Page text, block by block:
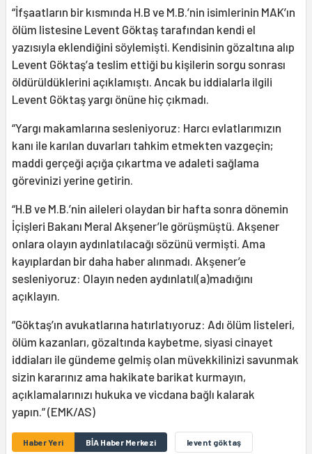
“İfşaatların bir kısmında H.B ve M.B.’nin isimlerinin MAK’ın
ölüm listesine Levent Göktaş tarafından kendi el
yazısıyla eklendiğini söylemişti. Kendisinin gözaltına alıp
Levent Göktaş’a teslim ettiği bu kişilerin sorgu sonrası
öldürüldüklerini açıklamıştı. Ancak bu iddialarla ilgili
Levent Göktaş yargı önüne hiç çıkmadı.
“Yargı makamlarına sesleniyoruz: Harcı evlatlarımızın
kanı ile karılan duvarları tahkim etmekten vazgeçin;
maddi gerçeği açığa çıkartma ve adaleti sağlama
görevinizi yerine getirin.
“H.B ve M.B.’nin aileleri olaydan bir hafta sonra dönemin
İçişleri Bakanı Meral Akşener’le görüşmüştü. Akşener
onlara olayın aydınlatılacağı sözünü vermişti. Ama
kayıplardan bir daha haber alınmadı. Akşener’e
sesleniyoruz: Olayın neden aydınlatıl(a)madığını
açıklayın.
“Göktaş’ın avukatlarına hatırlatıyoruz: Adı ölüm listeleri,
ölüm kazanları, gözaltında kaybetme, siyasi cinayet
iddiaları ile gündeme gelmiş olan müvekkilinizi savunmak
sizin kararınız ama hakikate barikat kurmayın,
açıklamalarınızı hukuka ve vicdana bağlı kalarak
yapın.” (EMK/AS)
Haber Yeri BİA Haber Merkezi levent göktaş